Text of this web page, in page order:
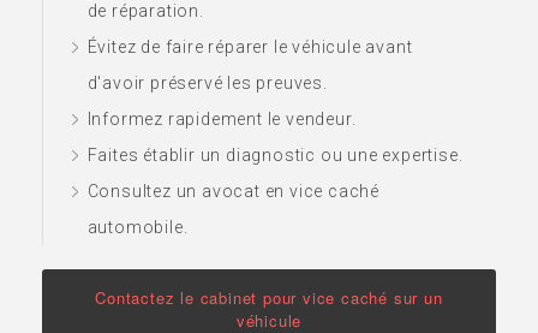
de réparation.
Évitez de faire réparer le véhicule avant
d'avoir préservé les preuves.
Informez rapidement le vendeur.
Faites établir un diagnostic ou une expertise.
Consultez un avocat en vice caché
automobile.
Contactez le cabinet pour vice caché sur un
véhicule